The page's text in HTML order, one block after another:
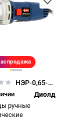
НЭР-0,65-2,5
Диолд
ручные